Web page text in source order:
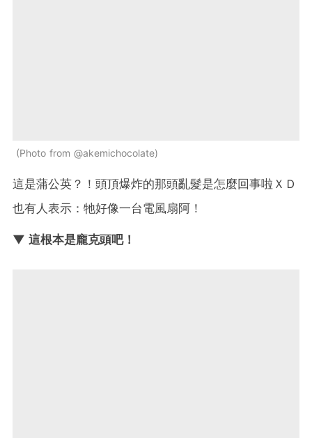
Photo from @akemichocolate
這是蒲公英？！頭頂爆炸的那頭亂髮是怎麼回事啦ＸＤ
也有人表示：牠好像一台電風扇阿！
▼ 這根本是龐克頭吧！